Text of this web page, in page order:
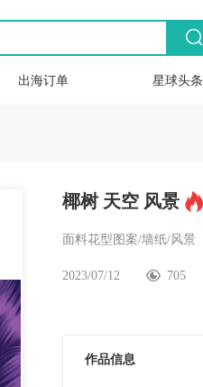
出海订单 星球头条
椰树 天空 风景
面料花型图案/墙纸/风景
2023/07/12 705
作品信息